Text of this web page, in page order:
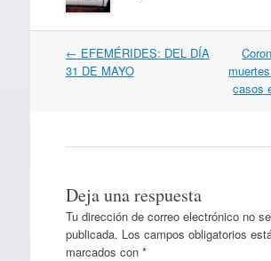
Navegación
por
← EFEMÉRIDES: DEL DÍA
31 DE MAYO
casos
Deja una respuesta
Tu dirección de correo electrónico no
publicada. Los campos obligatorios
marcados con *